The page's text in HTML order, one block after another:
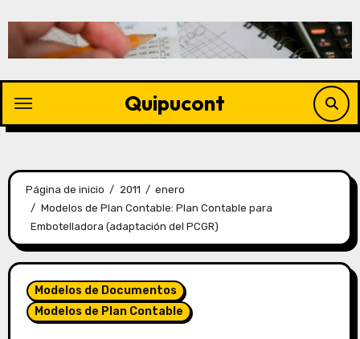
Quipucont
Página de inicio 2011
enero
Modelos de Plan Contable: Plan Contable para
Embotelladora (adaptación del PCGR)
Modelos de Documentos
Modelos de Plan Contable